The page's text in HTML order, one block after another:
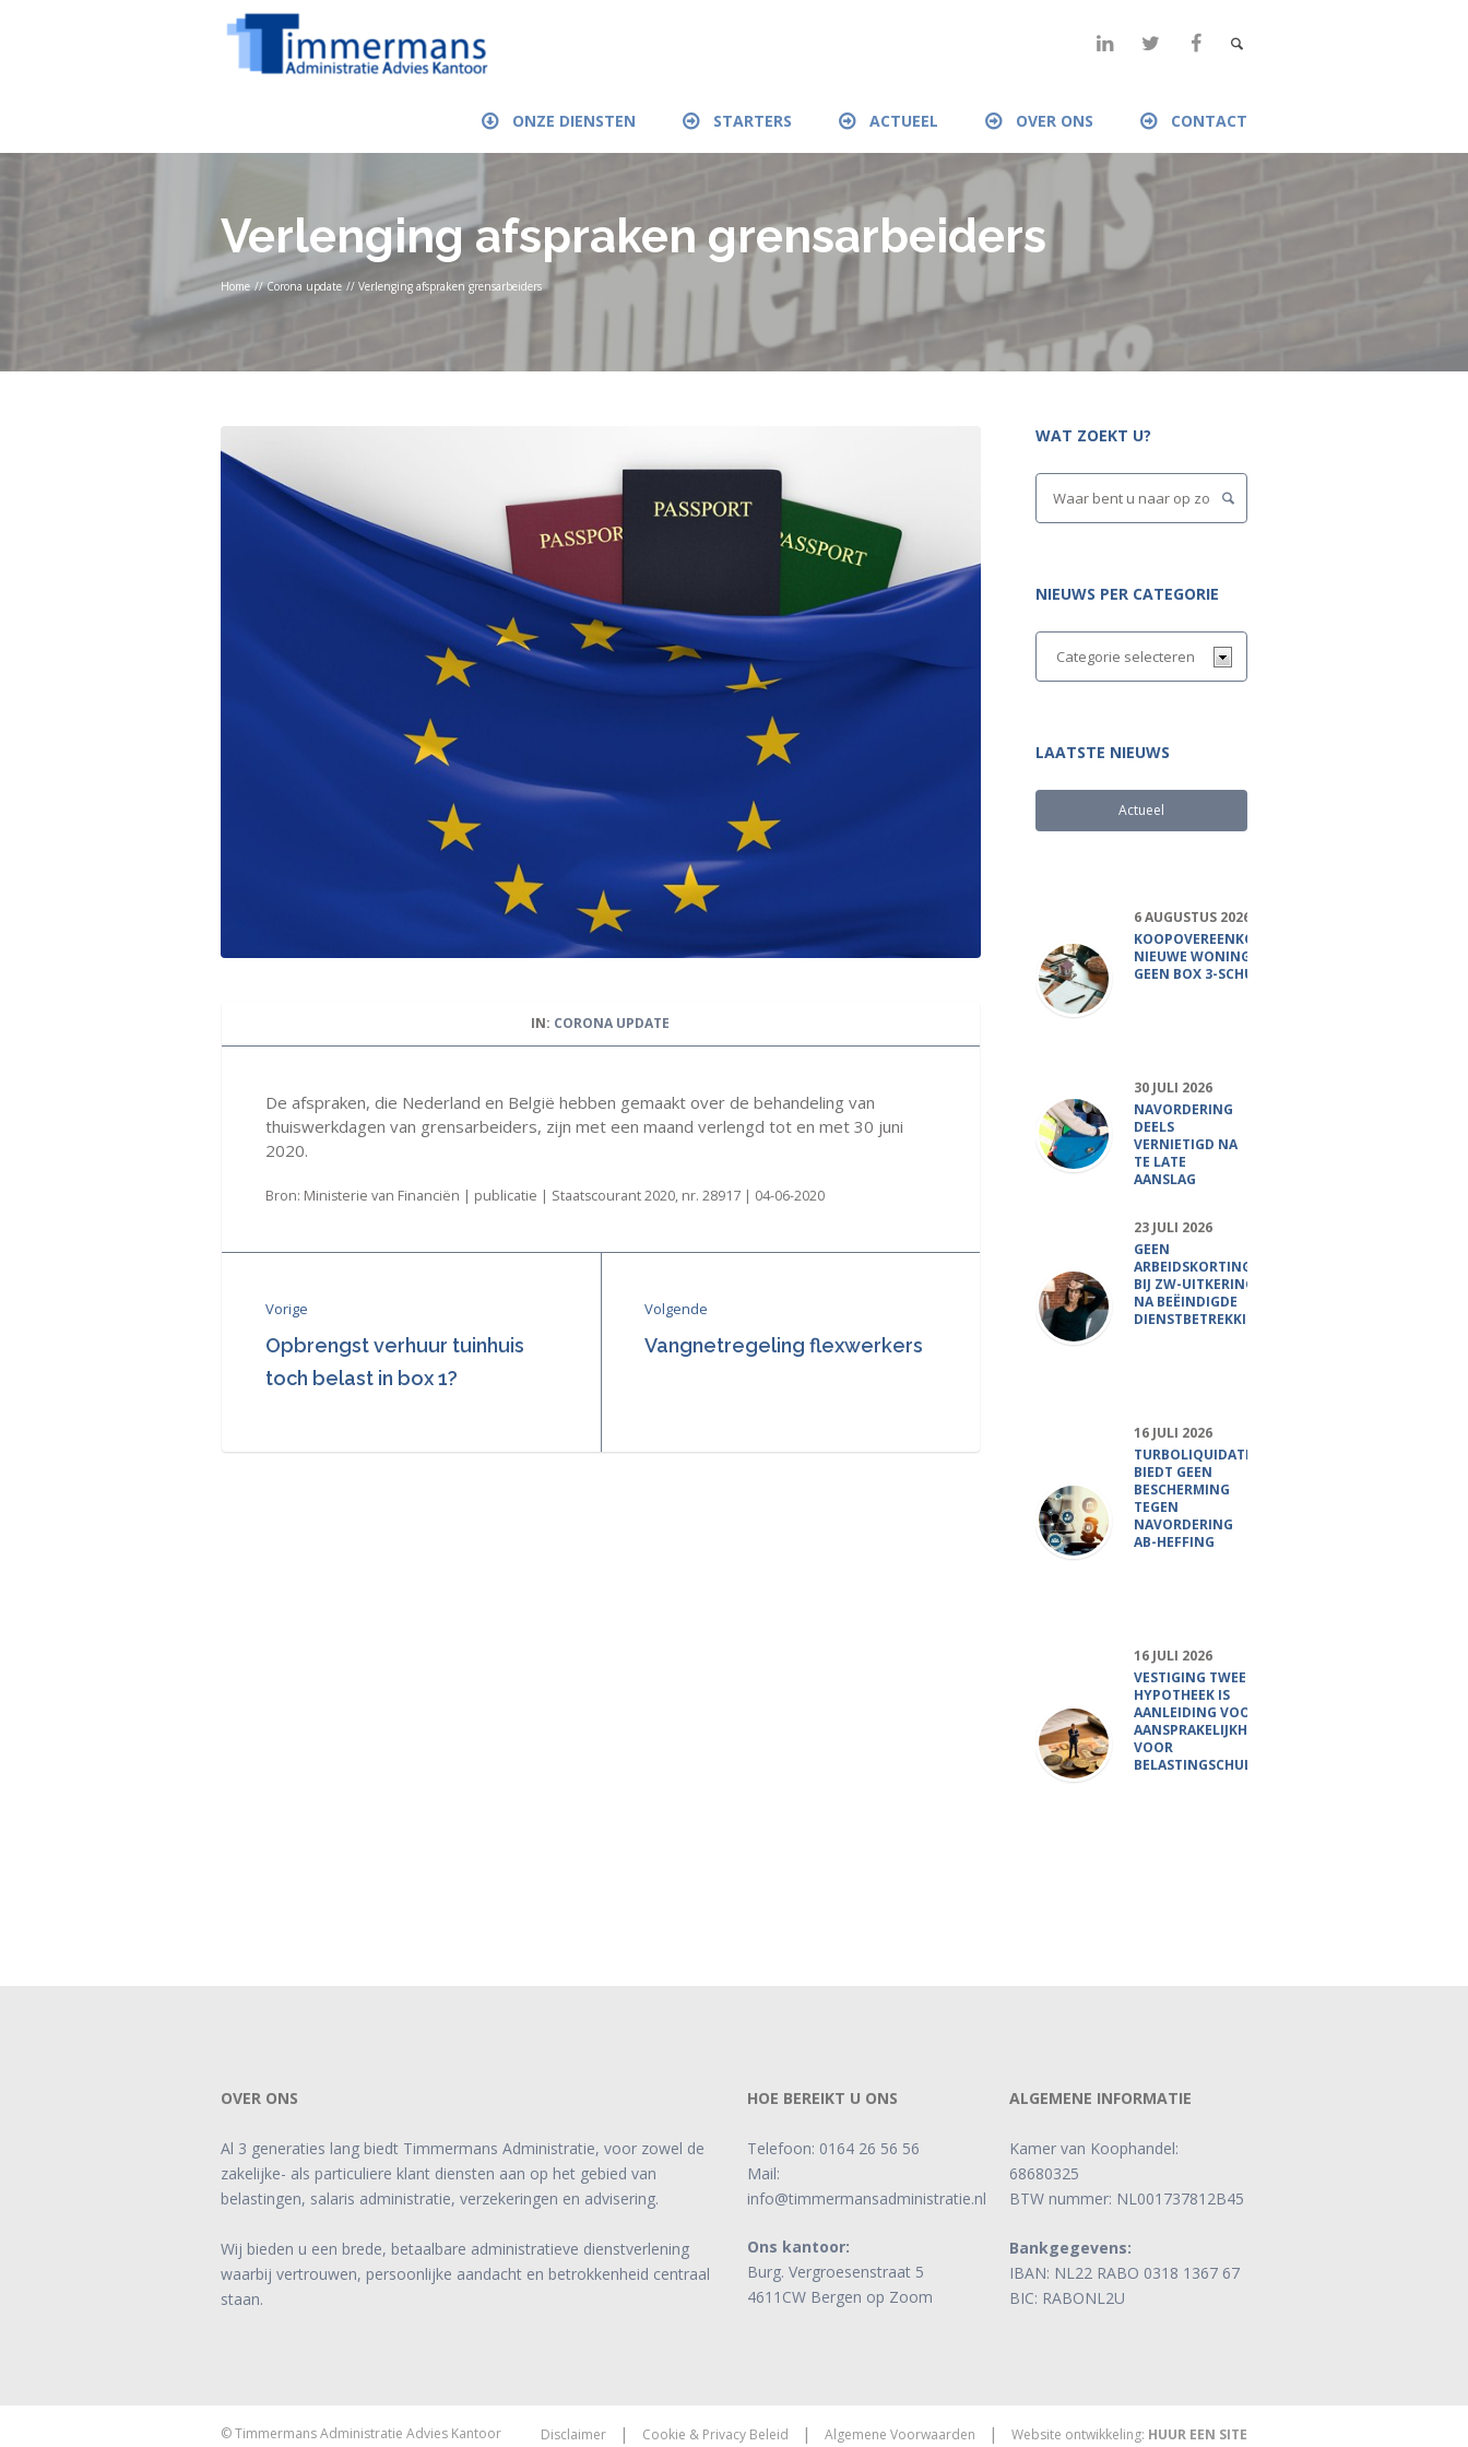
ONZE DIENSTEN STARTERS ACTUEEL OVER ONS CONTACT
Verlenging afspraken grensarbeiders
Home //Corona update // Verlenging afspraken grensarbeiders
IN: CORONA UPDATE
De afspraken, die Nederland en België hebben gemaakt over de behandeling van
thuiswerkdagen van grensarbeiders, zijn met een maand verlengd tot en met 30 juni
2020.
Bron: Ministerie van Financiën | publicatie | Staatscourant 2020, nr. 28917 | 04-06-2020
Vorige
Opbrengst verhuur tuinhuis
toch belast in box 1?
Volgende
Vangnetregeling flexwerkers
WAT ZOEKT U?
NIEUWS PER CATEGORIE
LAATSTE NIEUWS
Actueel
6 AUGUSTUS 2026
KOOPOVEREENKOMST
NIEUWE WONING
GEEN BOX 3-SCHULD
30 JULI 2026
NAVORDERING
DEELS
VERNIETIGD NA
TE LATE
AANSLAG
23 JULI 2026
GEEN
ARBEIDSKORTING
BIJ ZW-UITKERING
NA BEËINDIGDE
DIENSTBETREKKING
16 JULI 2026
TURBOLIQUIDATIE
BIEDT GEEN
BESCHERMING
TEGEN
NAVORDERING
AB-HEFFING
16 JULI 2026
VESTIGING TWEEDE
HYPOTHEEK IS
AANLEIDING VOOR
AANSPRAKELIJKHEID
VOOR
BELASTINGSCHULD
OVER ONS
Al 3 generaties lang biedt Timmermans Administratie, voor zowel de
zakelijke- als particuliere klant diensten aan op het gebied van
belastingen, salaris administratie, verzekeringen en advisering.
Wij bieden u een brede, betaalbare administratieve dienstverlening
waarbij vertrouwen, persoonlijke aandacht en betrokkenheid centraal
staan.
HOE BEREIKT U ONS
Telefoon: 0164 26 56 56
Mail:
info@timmermansadministratie.nl
Ons kantoor:
Burg. Vergroesenstraat 5
4611CW Bergen op Zoom
ALGEMENE INFORMATIE
Kamer van Koophandel:
68680325
BTW nummer: NL001737812B45
Bankgegevens:
IBAN: NL22 RABO 0318 1367 67
BIC: RABONL2U
Disclaimer | Cookie & Privacy Beleid | Algemene Voorwaarden | Website ontwikkeling: HUUR EEN SITE
© Timmermans Administratie Advies Kantoor